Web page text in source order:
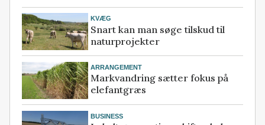
KVÆG
Snart kan man søge tilskud til
naturprojekter
ARRANGEMENT
Markvandring sætter fokus på
elefantgræs
BUSINESS